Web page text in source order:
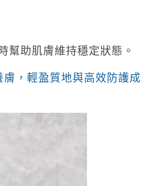
幫助肌膚維持穩定狀態。
，輕盈質地與高效防護成